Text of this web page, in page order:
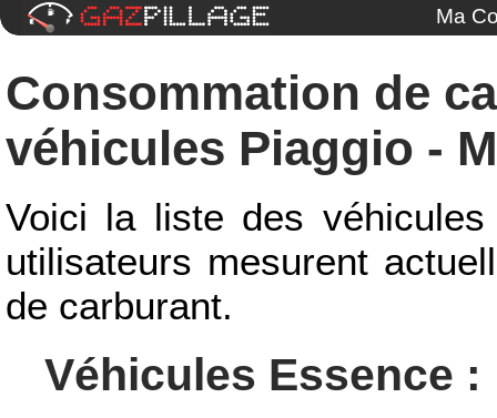
Ma
Consommation de
véhicules Piaggio -
Voici la liste des
utilisateurs mesurent
de carburant.
Véhicules Essence :